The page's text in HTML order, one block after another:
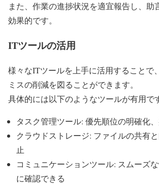
また、作業の進捗状況を適宜報告し、助
効果的です。
ITツールの活用
様々なITツールを上手に活用することで
ミスの削減を図ることができます。
具体的には以下のようなツールが有用で
タスク管理ツール: 優先順位の明確化
クラウドストレージ: ファイルの共有
止
コミュニケーションツール: スムーズ
に確認できる